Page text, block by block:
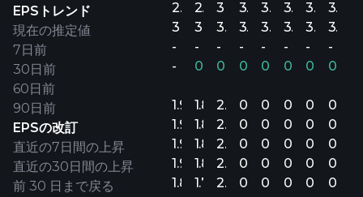
EPSトレンド
現在の推定値
7日前
30日前
60日前
90日前
EPSの改訂
直近の7日間の上昇
直近の30日間の上昇
前 30 日まで戻る
2.9B
3B
-
-
1.92
1.92
1.92
1.92
1.87
2.9B
3B
-
0.02%
1.84
1.84
1.85
1.84
1.76
3B
3.1B
-
0.03%
2.08
2.08
2.08
2.08
2.00
3.2B
3.2B
-
0.08%
0
0
0
0
0
3.3B
3.4B
-
0.06%
0
0
0
0
0
3.3B
3.4B
-
0.04%
0
0
0
0
0
3.4B
3.5B
-
0.06%
0
0
0
0
0
3.4B
3.5B
-
0
0
0
0
0